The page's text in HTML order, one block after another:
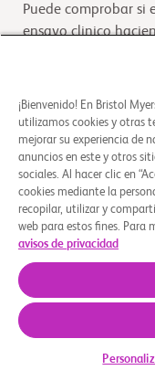
Puede comprobar si
ensayo clinico
Descripción
A study in
nodes or disease
©
¡Bienvenido! En Bristol
utilizamos cookies y otras
mejorar su experiencia de
anuncios en este y otros
sociales. Al hacer clic en
cookies mediante la
recopilar, utilizar y
web para estos fines. Para
avisos de privacidad